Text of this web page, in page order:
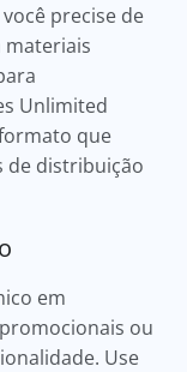
precise de
materiais
Unlimited
que
de distribuição
em
ou
Use